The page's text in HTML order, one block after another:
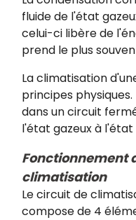
fluide de l'état
celui-ci libère de
prend le plus
La climatisation
principes
dans un circuit
l'état gazeux à l'état
Fonctionnement
climatisation
Le circuit de
compose de 4